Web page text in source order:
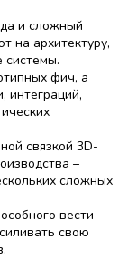
и сложный
на архитектуру,
системы.
фич, а
интеграций,
связкой 3D-
–
сложных
вести
свою